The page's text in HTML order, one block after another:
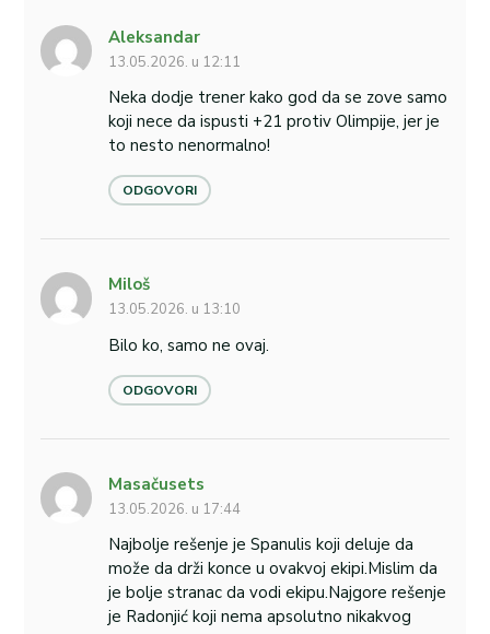
Aleksandar
13.05.2026. u 12:11
Neka dodje trener kako god da se zove samo
koji nece da ispusti +21 protiv Olimpije, jer je
to nesto nenormalno!
ODGOVORI
Miloš
13.05.2026. u 13:10
Bilo ko, samo ne ovaj.
ODGOVORI
Masačusets
13.05.2026. u 17:44
Najbolje rešenje je Spanulis koji deluje da
može da drži konce u ovakvoj ekipi.Mislim da
je bolje stranac da vodi ekipu.Najgore rešenje
je Radonjić koji nema apsolutno nikakvog